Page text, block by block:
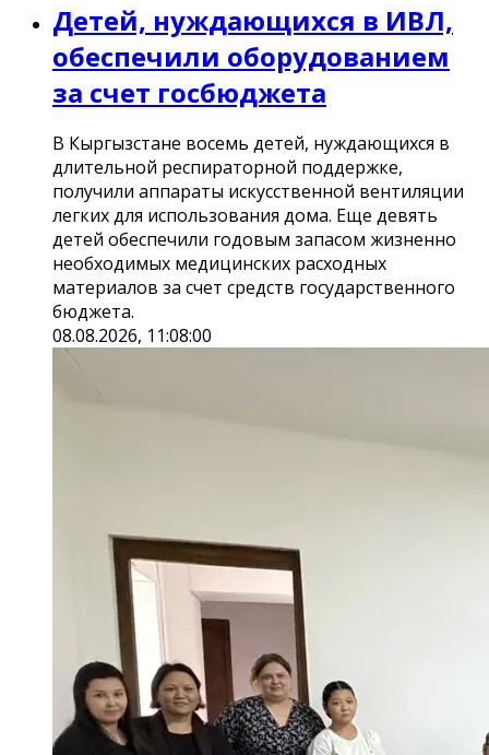
Детей, нуждающихся в ИВЛ,
обеспечили оборудованием
за счет госбюджета
В Кыргызстане восемь детей, нуждающихся в
длительной респираторной поддержке,
получили аппараты искусственной вентиляции
легких для использования дома. Еще девять
детей обеспечили годовым запасом жизненно
необходимых медицинских расходных
материалов за счет средств государственного
бюджета.
08.08.2026, 11:08:00